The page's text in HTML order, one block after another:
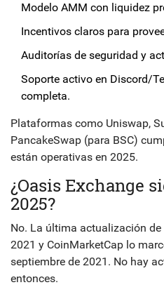
Modelo AMM con liquidez
Incentivos claros para
Auditorías de seguridad y
Soporte activo en Discord/
completa.
Plataformas como Uniswap,
PancakeSwap (para BSC)
están operativas en 2025.
¿Oasis Exchange
2025?
No. La última actualización
2021 y CoinMarketCap lo
septiembre de 2021. No hay
entonces.